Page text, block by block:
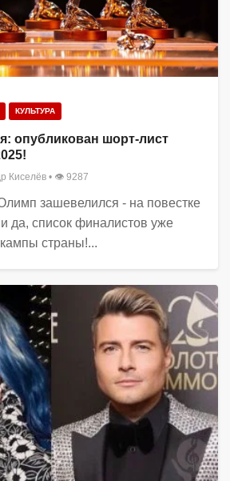
КУЛЬТУРА
опубликован шорт-лист
Киселёв • 👁 9287
зашевелился - на повестке
да, список финалистов уже
страны!...